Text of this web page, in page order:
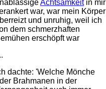
Achtsamkeitin mir
war, war mein Körper
und unruhig, weil ich
dem schmerzhaften
erschöpft war
dachte: 'Welche Mönche
Brahmanen in der